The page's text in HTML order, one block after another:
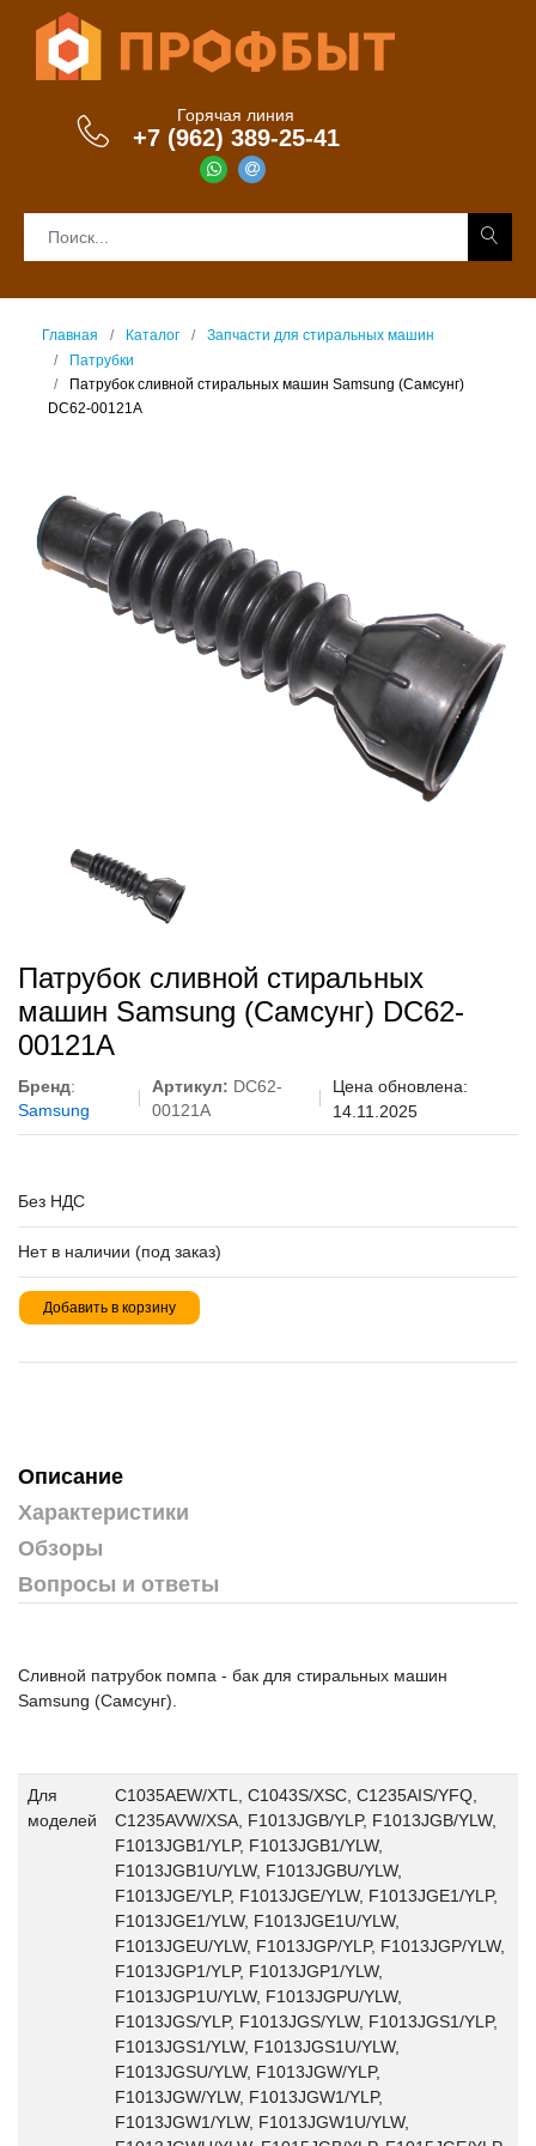
Горячая линия
+7 (962) 389-25-41
Главная Каталог
Запчасти для стиральных машин
Патрубки
Патрубок сливной стиральных машин Samsung (Самсунг)
DC62-00121A
Патрубок сливной стиральных
машин Samsung (Самсунг) DC62-
00121A
Бренд:
Samsung
Артикул: DC62-
00121A
Цена обновлена:
14.11.2025
Без НДС
Нет в наличии (под заказ)
Добавить в корзину
Описание
Характеристики
Обзоры
Вопросы и ответы
Сливной патрубок помпа - бак для стиральных машин
Samsung (Самсунг).
Для
моделей
C1035AEW/XTL, C1043S/XSC, C1235AIS/YFQ,
C1235AVW/XSA, F1013JGB/YLP, F1013JGB/YLW,
F1013JGB1/YLP, F1013JGB1/YLW,
F1013JGB1U/YLW, F1013JGBU/YLW,
F1013JGE/YLP, F1013JGE/YLW, F1013JGE1/YLP,
F1013JGE1/YLW, F1013JGE1U/YLW,
F1013JGEU/YLW, F1013JGP/YLP, F1013JGP/YLW,
F1013JGP1/YLP, F1013JGP1/YLW,
F1013JGP1U/YLW, F1013JGPU/YLW,
F1013JGS/YLP, F1013JGS/YLW, F1013JGS1/YLP,
F1013JGS1/YLW, F1013JGS1U/YLW,
F1013JGSU/YLW, F1013JGW/YLP,
F1013JGW/YLW, F1013JGW1/YLP,
F1013JGW1/YLW, F1013JGW1U/YLW,